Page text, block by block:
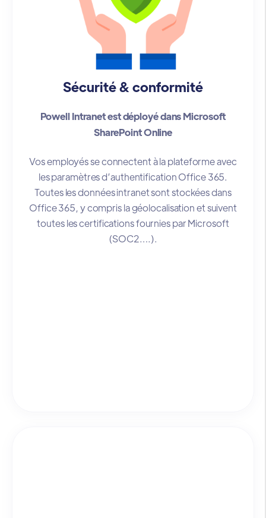
Sécurité & conformité
Powell Intranet est déployé dans Microsoft
SharePoint Online
Vos employés se connectent à la plateforme avec
les paramètres d’authentification Office 365.
Toutes les données intranet sont stockées dans
Office 365, y compris la géolocalisation et suivent
toutes les certifications fournies par Microsoft
(SOC2….).